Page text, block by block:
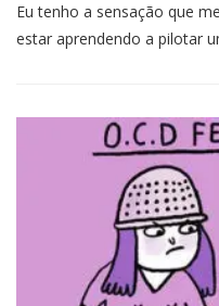
Eu tenho a sensação que
estar aprendendo a pilotar